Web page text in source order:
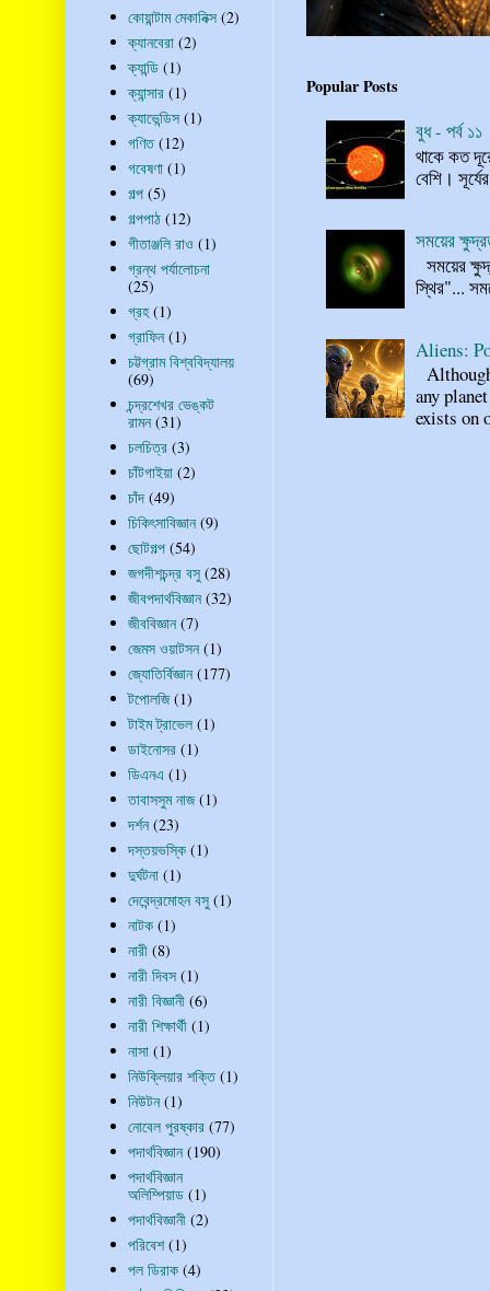
Popular Posts
বুধ - পর্ব ১১
থাকে কত
বেশি।
সময়ের
সময়ের
স্থির"...
Aliens:
any
exists on
কোয়ান্টাম মেকানিক্স (2)
ক্যানবেরা (2)
ক্যান্ডি (1)
ক্যান্সার (1)
ক্যাভেন্ডিস (1)
গণিত (12)
গবেষণা (1)
গল্প (5)
গল্পপাঠ (12)
গীতাঞ্জলি রাও (1)
গ্রন্থ পর্যালোচনা
(25)
গ্রহ (1)
গ্রাফিন (1)
চট্টগ্রাম বিশ্ববিদ্যালয়
(69)
চন্দ্রশেখর ভেঙ্কট
রামন (31)
চলচিত্র (3)
চাঁটগাইয়া (2)
চাঁদ (49)
চিকিৎসাবিজ্ঞান (9)
ছোটগল্প (54)
জগদীশচন্দ্র বসু (28)
জীবপদার্থবিজ্ঞান (32)
জীববিজ্ঞান (7)
জেমস ওয়াটসন (1)
জ্যোতির্বিজ্ঞান (177)
টপোলজি (1)
টাইম ট্রাভেল (1)
ডাইনোসর (1)
ডিএনএ (1)
তাবাসসুম নাজ (1)
দর্শন (23)
দস্তয়ভস্কি (1)
দুর্ঘটনা (1)
দেবেন্দ্রমোহন বসু (1)
নাটক (1)
নারী (8)
নারী দিবস (1)
নারী বিজ্ঞানী (6)
নারী শিক্ষার্থী (1)
নাসা (1)
নিউক্লিয়ার শক্তি (1)
নিউটন (1)
নোবেল পুরষ্কার (77)
পদার্থবিজ্ঞান (190)
পদার্থবিজ্ঞান
অলিম্পিয়াড (1)
পদার্থবিজ্ঞানী (2)
পরিবেশ (1)
পল ডিরাক (4)